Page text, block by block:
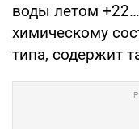
воды летом
химическому
типа, содержит